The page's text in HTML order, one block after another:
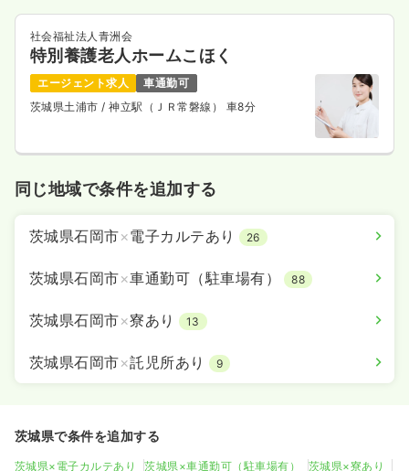
社会福祉法人青洲会
特別養護老人ホームこほく
エージェント求人
車通勤可
茨城県土浦市/ 神立駅（ＪＲ常磐線） 車8分
同じ地域で条件を追加する
茨城県石岡市×電子カルテあり 26
茨城県石岡市×車通勤可（駐車場有） 88
茨城県石岡市×寮あり 13
茨城県石岡市×託児所あり 9
茨城県で条件を追加する
茨城県×電子カルテあり 茨城県×車通勤可（駐車場有） 茨城県×寮あり